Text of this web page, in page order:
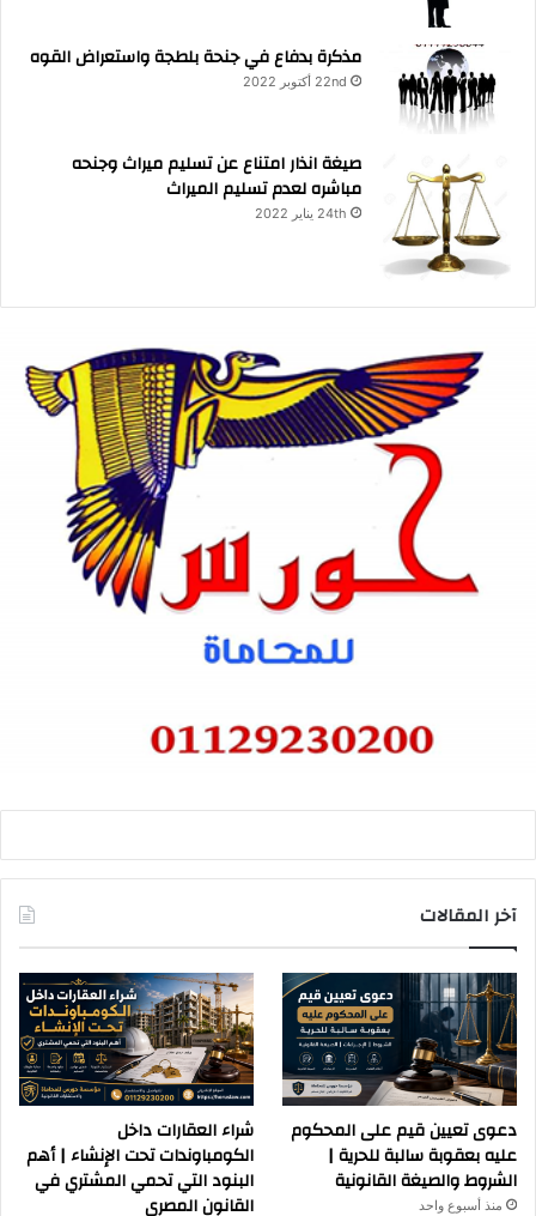
مذكرة بدفاع في جنحة بلطجة واستعراض القوه
22nd أكتوبر 2022
صيغة انذار امتناع عن تسليم ميراث وجنحه
مباشره لعدم تسليم الميراث
24th يناير 2022
آخر المقالات
دعوى تعيين قيم على المحكوم
عليه بعقوبة سالبة للحرية |
الشروط والصيغة القانونية
منذ أسبوع واحد
شراء العقارات داخل
الكومباوندات تحت الإنشاء | أهم
البنود التي تحمي المشتري في
القانون المصري